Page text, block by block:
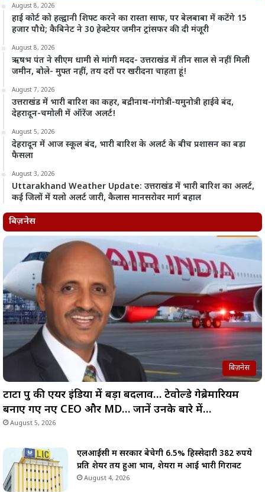
August 8, 2026
हाई कोर्ट को हल्द्वानी शिफ्ट करने का रास्ता साफ, पर बेलबाबा में कटेंगे 15
हजार पौधे; कैबिनेट ने 30 हेक्टेयर जमीन ट्रांसफर की दी मंजूरी
August 8, 2026
ऋषभ पंत ने सीएम धामी से मांगी मदद- उत्तराखंड में तीन साल से नहीं मिली
जमीन, बोले- मुफ्त नहीं, तय दरों पर खरीदना चाहता हूं!
August 7, 2026
उत्तराखंड में भारी बारिश का कहर, बद्रीनाथ-गंगोत्री-यमुनोत्री हाईवे बंद,
देहरादून-चमोली में ऑरेंज अलर्ट!
August 5, 2026
देहरादून में आज स्कूल बंद, भारी बारिश के अलर्ट के बीच प्रशासन का बड़ा
फैसला
August 3, 2026
Uttarakhand Weather Update: उत्तराखंड में भारी बारिश का अलर्ट,
कई जिलों में यलो अलर्ट जारी, कैलास मानसरोवर मार्ग बहाल
बिज़नेस
बिज़नेस
टाटा ग्रुप की एयर इंडिया में बड़ा बदलाव… टेवोल्डे गेब्रेमारियम
बनाए गए नए CEO और MD… जानें उनके बारे में…
August 5, 2026
एलआईसी में सरकार बेचेगी 6.5% हिस्सेदारी 382 रुपये
प्रति शेयर तय हुआ भाव, शेयरों में आई भारी गिरावट
August 4, 2026